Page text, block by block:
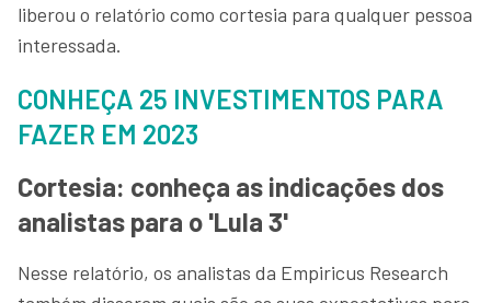
liberou o relatório como cortesia para qualquer pessoa
interessada.
CONHEÇA 25 INVESTIMENTOS PARA
FAZER EM 2023
Cortesia: conheça as indicações dos
analistas para o 'Lula 3'
Nesse relatório, os analistas da Empiricus Research